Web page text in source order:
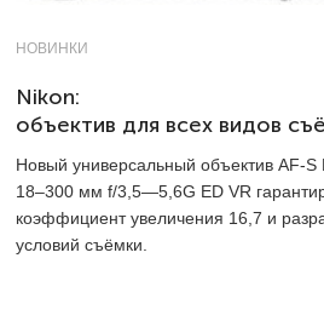
НОВИНКИ
Nikon:
объектив для всех видов
Новый универсальный объектив AF-S
18–300 мм f/3,5—5,6G ED VR
коэффициент увеличения 16,7 и
условий съёмки.